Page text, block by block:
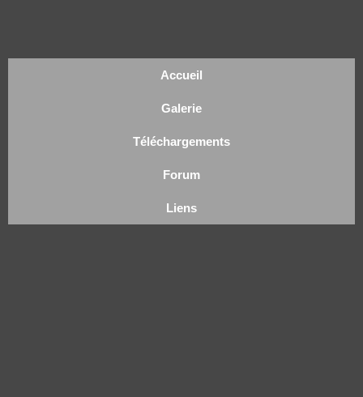
Accueil
Galerie
Téléchargements
Forum
Liens